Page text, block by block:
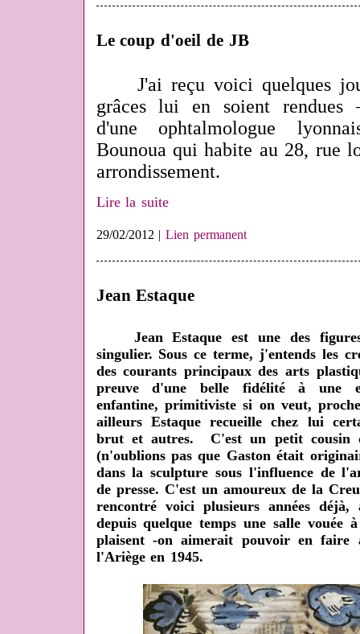
Le coup d'oeil de JB
J'ai reçu voici quelques
grâces lui en soient rendues
d'une ophtalmologue
Bounoua qui habite au 28, rue
arrondissement.
Lire la suite
29/02/2012 |Lien permanent
Jean Estaque
Jean Estaque est une des
singulier. Sous ce terme, j'entends les
des courants principaux des arts
preuve d'une belle fidélité à une
enfantine, primitiviste si on veut,
ailleurs Estaque recueille chez lui
brut et autres. C'est un petit cousin
(n'oublions pas que Gaston était
dans la sculpture sous l'influence de
de presse. C'est un amoureux de la
rencontré voici plusieurs années
depuis quelque temps une salle vouée
plaisent -on aimerait pouvoir en faire
l'Ariège en 1945.